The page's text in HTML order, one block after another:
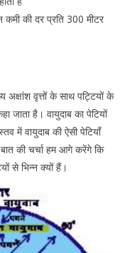
की दर प्रति 300 मीटर
अक्षांश वृत्तों के साथ पट्टियों के
जाता है। वायुदाब का पेटियों
में वायुदाब की ऐसी पेटियाँ
की चर्चा हम आगे करेंगे कि
से भिन्न क्यों हैं।